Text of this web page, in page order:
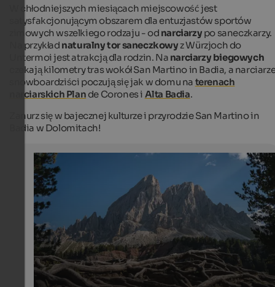
Mt. Peitlerkofel
The striking peak is located in the Puez-Geisler Nature
and, at 2,875 metres, is the highest mountain in the
group.
Internet Consulting
W chłodniejszych miesiącach miejscowość jest
satysfakcjonującym obszarem dla entuzjastów sportów
zimowych wszelkiego rodzaju - od narciarzy po saneczkarzy.
Na przykład naturalny tor saneczkowy z Würzjoch do
Untermoi jest atrakcją dla rodzin. Na narciarzy biegowych
czekają kilometry tras wokół San Martino in Badia, a
snowboardziści poczują się jak w domu na terenach
narciarskich Plan de Corones i Alta Badia.
Zanurz się w bajecznej kulturze i przyrodzie San Martino in
Badia w Dolomitach!